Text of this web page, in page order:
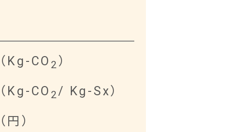
（Kg-CO 2 ）​
（Kg-CO 2/ Kg-Sx​）​
（円​）​​